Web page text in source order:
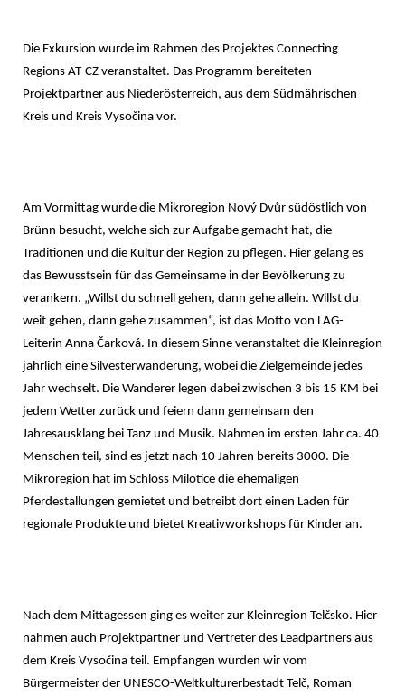
Die Exkursion wurde im Rahmen des Projektes Connecting
Regions AT-CZ veranstaltet. Das Programm bereiteten
Projektpartner aus Niederösterreich, aus dem Südmährischen
Kreis und Kreis Vysočina vor.
Am Vormittag wurde die Mikroregion Nový Dvůr südöstlich von
Brünn besucht, welche sich zur Aufgabe gemacht hat, die
Traditionen und die Kultur der Region zu pflegen. Hier gelang es
das Bewusstsein für das Gemeinsame in der Bevölkerung zu
verankern. „Willst du schnell gehen, dann gehe allein. Willst du
weit gehen, dann gehe zusammen“, ist das Motto von LAG-
Leiterin Anna Čarková. In diesem Sinne veranstaltet die Kleinregion
jährlich eine Silvesterwanderung, wobei die Zielgemeinde jedes
Jahr wechselt. Die Wanderer legen dabei zwischen 3 bis 15 KM bei
jedem Wetter zurück und feiern dann gemeinsam den
Jahresausklang bei Tanz und Musik. Nahmen im ersten Jahr ca. 40
Menschen teil, sind es jetzt nach 10 Jahren bereits 3000. Die
Mikroregion hat im Schloss Milotice die ehemaligen
Pferdestallungen gemietet und betreibt dort einen Laden für
regionale Produkte und bietet Kreativworkshops für Kinder an.
Nach dem Mittagessen ging es weiter zur Kleinregion Tel čsko. Hier
nahmen auch Projektpartner und Vertreter des Leadpartners aus
dem Kreis Vysočina teil. Empfangen wurden wir vom
Bürgermeister der UNESCO-Weltkulturerbestadt Tel č, Roman